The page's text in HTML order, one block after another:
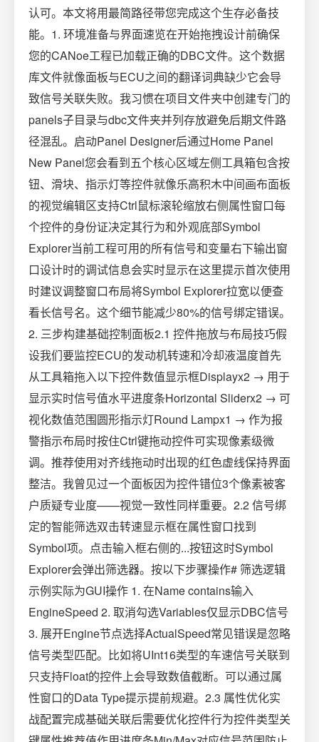
认可。本文将用最简路径带您完成这个生存必备技
能。1. 环境准备与界面速览在开始拖拽设计前确保
您的CANoe工程已加载正确的DBC文件。这个数据
库文件就像面板与ECU之间的翻译词典缺少它会导
致信号关联失败。我习惯在项目文件夹中创建专门的
panels子目录与dbc文件夹并列存放避免后期文件路
径混乱。启动Panel Designer后通过Home Panel
New Panel您会看到五个核心区域左侧工具箱包含按
钮、滑块、指示灯等控件就像乐高积木中间画布面板
的视觉编辑区支持Ctrl鼠标滚轮缩放右侧属性窗口每
个控件的身份证决定其行为和外观底部Symbol
Explorer当前工程可用的所有信号和变量右下输出窗
口设计时的调试信息会实时显示在这里提示首次使用
时建议调整窗口布局将Symbol Explorer拉宽以便查
看长信号名。这个细节能减少80%的信号绑定错误。
2. 三步构建基础控制面板2.1 控件拖放与布局技巧假
设我们要监控ECU的发动机转速和冷却液温度首先
从工具箱拖入以下控件数值显示框Displayx2 → 用于
显示实时信号值水平进度条Horizontal Sliderx2 → 可
视化数值范围圆形指示灯Round Lampx1 → 作为报
警指示布局时按住Ctrl键拖动控件可实现像素级微
调。推荐使用对齐线拖动时出现的红色虚线保持界面
整洁。我曾见过一个面板因为控件错位3个像素被客
户质疑专业度——视觉一致性同样重要。2.2 信号绑
定的智能筛选双击转速显示框在属性窗口找到
Symbol项。点击输入框右侧的...按钮这时Symbol
Explorer会弹出筛选器。按以下步骤操作# 筛选逻辑
示例实际为GUI操作 1. 在Name contains输入
EngineSpeed 2. 取消勾选Variables仅显示DBC信号
3. 展开Engine节点选择ActualSpeed常见错误是忽略
信号类型匹配。比如将UInt16类型的车速信号关联到
只支持Float的控件上会导致数值截断。可以通过属
性窗口的Data Type提示提前规避。2.3 属性优化实
战配置完成基础关联后需要优化控件行为控件类型关